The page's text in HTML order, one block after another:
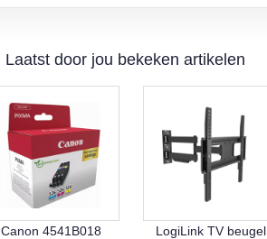
Laatst door jou bekeken artikelen
Canon 4541B018
LogiLink TV beugel